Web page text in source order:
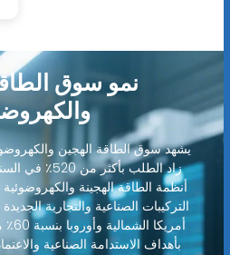
نمو سوق
يشهد سوق الطاقة الهجين
زاد الطلب
التركيبات الصناعية والتجارية
بأهداف الاستدامة الصناعية